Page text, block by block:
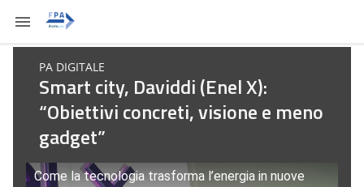
PA DIGITALE
Smart city, Daviddi (Enel X):
“Obiettivi concreti, visione e meno
gadget”
Come la tecnologia trasforma l’energia in nuove